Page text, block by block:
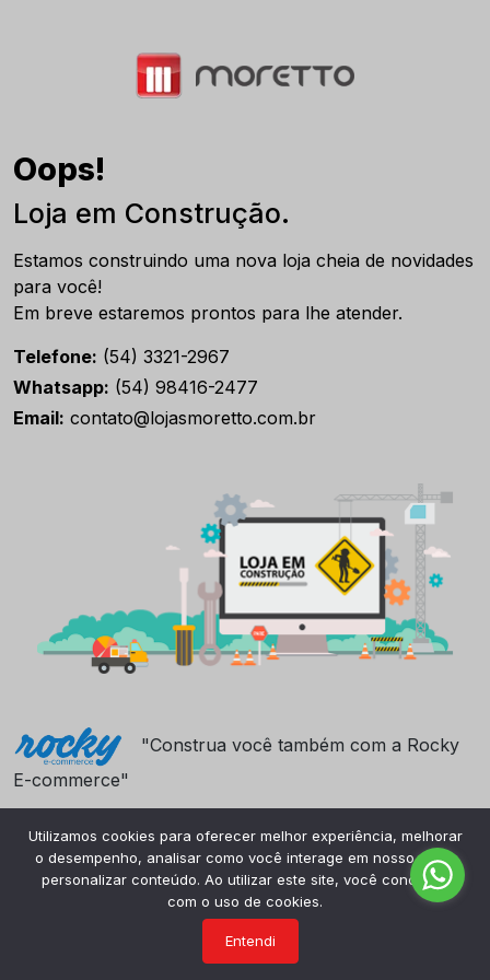
Oops!
Loja em Construção.
Estamos construindo uma nova loja cheia de novidades
para você!
Em breve estaremos prontos para lhe atender.
Telefone: (54) 3321-2967
Whatsapp: (54) 98416-2477
Email: contato@lojasmoretto.com.br
"Construa você também com a Rocky
E-commerce"
Utilizamos cookies para oferecer melhor experiência, melhorar
o desempenho, analisar como você interage em nosso site e
personalizar conteúdo. Ao utilizar este site, você concorda
com o uso de cookies.
Entendi